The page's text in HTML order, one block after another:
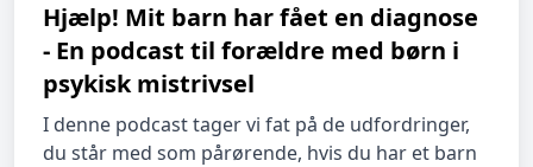
Hjælp! Mit barn har fået en diagnose
- En podcast til forældre med børn i
psykisk mistrivsel
I denne podcast tager vi fat på de udfordringer,
du står med som pårørende, hvis du har et barn